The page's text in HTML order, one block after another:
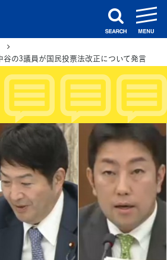
search
谷の3議員が国民投票法改正について発言